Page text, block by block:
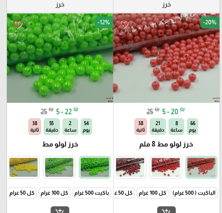
خرز
favorite_border -20%
25 ₪ 5 - 20 ₪
66
يوم
8
ساعة
21
دقيقة
37
ثانية
خرز لولو مط 8 ملم
الباكيت ( 500 غرام) كل 100 غرام كل 50 غرام
خرز
favorite_border -12%
25 ₪ 5 - 22 ₪
54
يوم
2
ساعة
55
دقيقة
37
ثانية
خرز لولو مط
باكيت 500 غرام كل 100 غرام كل 50 غرام